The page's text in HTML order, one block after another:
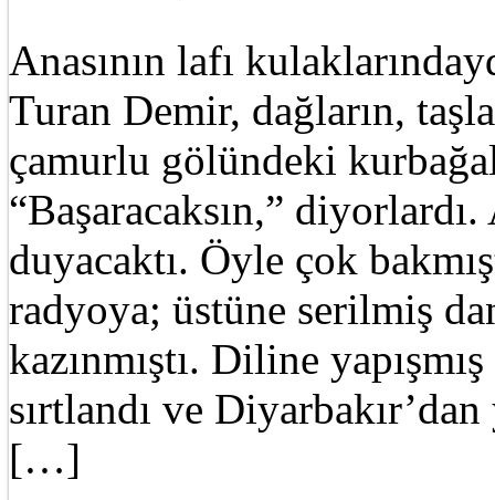
Anasının lafı
Turan Demir, dağların,
çamurlu gölündeki
“Başaracaksın,”
duyacaktı. Öyle çok
radyoya; üstüne serilmiş
kazınmıştı. Diline
sırtlandı ve
[…]